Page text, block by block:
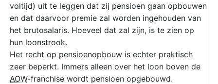
voltijd) uit te leggen dat zij pensioen gaan opbouwen
en dat daarvoor premie zal worden ingehouden van
het brutosalaris. Hoeveel dat zal zijn, is te zien op
hun loonstrook.
Het recht op pensioenopbouw is echter praktisch
zeer beperkt. Immers alleen over het loon boven de
AOW-franchise wordt pensioen opgebouwd.